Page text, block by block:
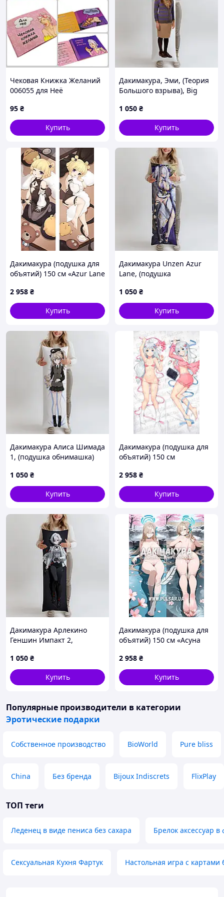
Чековая Книжка Желаний
006055 для Неё
95 ₴
Купить
Дакимакура, Эми, (Теория
Большого взрыва), Big
(подушка обнимашка)
100*33 см лутшая с
быстрой доставкой по
1 050 ₴
Купить
Дакимакура (подушка для
объятий) 150 см «Azur Lane
2 958 ₴
Купить
Дакимакура Unzen Azur
Lane, (подушка
лутшая с быстрой
доставкой по Украине
1 050 ₴
Купить
Дакимакура Алиса Шимада
1, (подушка обнимашка)
быстрой доставкой по
Украине
1 050 ₴
Купить
Дакимакура (подушка для
объятий) 150 см
Sagiri» tape 5
2 958 ₴
Купить
Дакимакура Арлекино
Геншин Импакт 2,
100*33 см лутшая с
быстрой доставкой по
Украине
1 050 ₴
Купить
Дакимакура (подушка для
объятий) 150 см «Асуна
модель 1
2 958 ₴
Купить
Популярные производители в категории
Эротические подарки
Собственное производство BioWorld Pure bliss
China Без бренда Bijoux Indiscrets FlixPlay
ТОП теги
Леденец в виде пениса без сахара Брелок аксессуар
Сексуальная Кухня Фартук Настольная игра с картами